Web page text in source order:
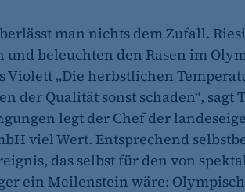
man nichts dem Zufall.
beleuchten den Rasen im
Violett „Die herbstlichen
der Qualität sonst schaden“, sagt
legt der Chef der
viel Wert. Entsprechend
das selbst für den von
ein Meilenstein wäre: